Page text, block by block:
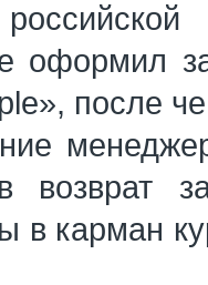
оформил
после
возврат
в карман